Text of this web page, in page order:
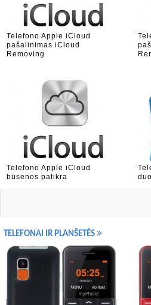
Telefono Apple iCloud
pašalinimas iCloud
Removing
Telefono Apple iCloud
būsenos patikra
TELEFONAI IR PLANŠETĖS